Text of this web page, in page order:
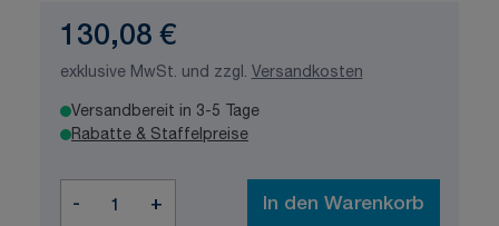
130,08 €
exklusive MwSt. und zzgl. Versandkosten
Versandbereit in 3-5 Tage
Rabatte & Staffelpreise
- + In den Warenkorb